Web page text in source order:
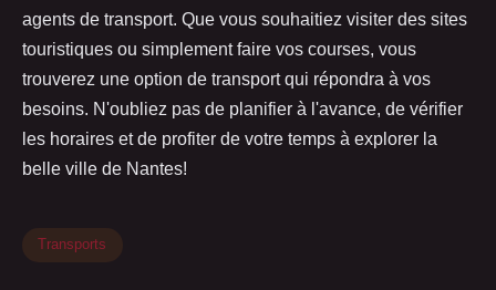
agents de transport. Que vous souhaitiez visiter des sites
touristiques ou simplement faire vos courses, vous
trouverez une option de transport qui répondra à vos
besoins. N'oubliez pas de planifier à l'avance, de vérifier
les horaires et de profiter de votre temps à explorer la
belle ville de Nantes!
Transports